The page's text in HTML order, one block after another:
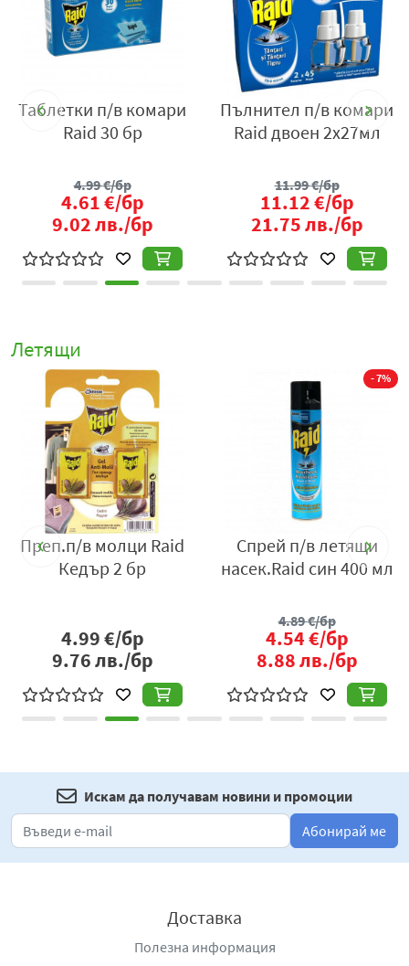
Таблетки п/в комари
Raid 30 бр
4.99€/бр
4.61€/бр
9.02лв./бр
Пълнител п/в комари
Raid двоен 2х27мл
11.99€/бр
11.12€/бр
21.75лв./бр
Летящи
Преп.п/в молци Raid
Кедър 2 бр
4.99€/бр
9.76лв./бр
- 7%
Спрей п/в летящи
насек.Raid син 400 мл
4.89€/бр
4.54€/бр
8.88лв./бр
Искам да получавам новини и промоции
Абонирай ме
Доставка
Полезна информация